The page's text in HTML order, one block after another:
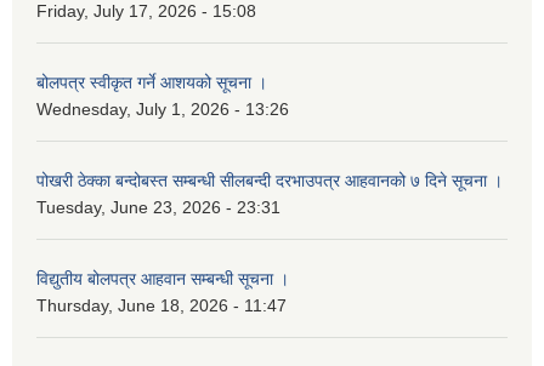
Friday, July 17, 2026 - 15:08
बोलपत्र स्वीकृत गर्ने आशयको सूचना ।
Wednesday, July 1, 2026 - 13:26
पोखरी ठेक्का बन्दोबस्त सम्बन्धी सीलबन्दी दरभाउपत्र आहवानको ७ दिने सूचना ।
Tuesday, June 23, 2026 - 23:31
विद्युतीय बोलपत्र आहवान सम्बन्धी सूचना ।
Thursday, June 18, 2026 - 11:47